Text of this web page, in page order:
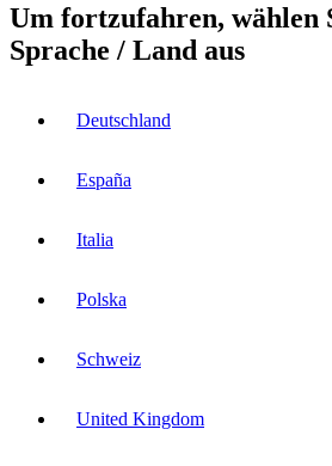
Um fortzufahren, wählen
Sprache / Land aus
Deutschland
España
Italia
Polska
Schweiz
United Kingdom